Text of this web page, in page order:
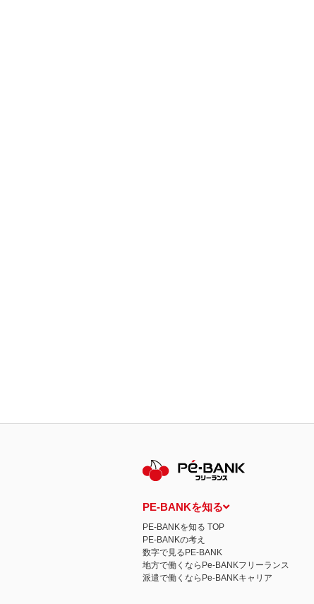
PE-BANKを知る
PE-BANKを知る TOP
PE-BANKの考え
数字で見るPE-BANK
地方で働くならPe-BANKフリーランス
派遣で働くならPe-BANKキャリア